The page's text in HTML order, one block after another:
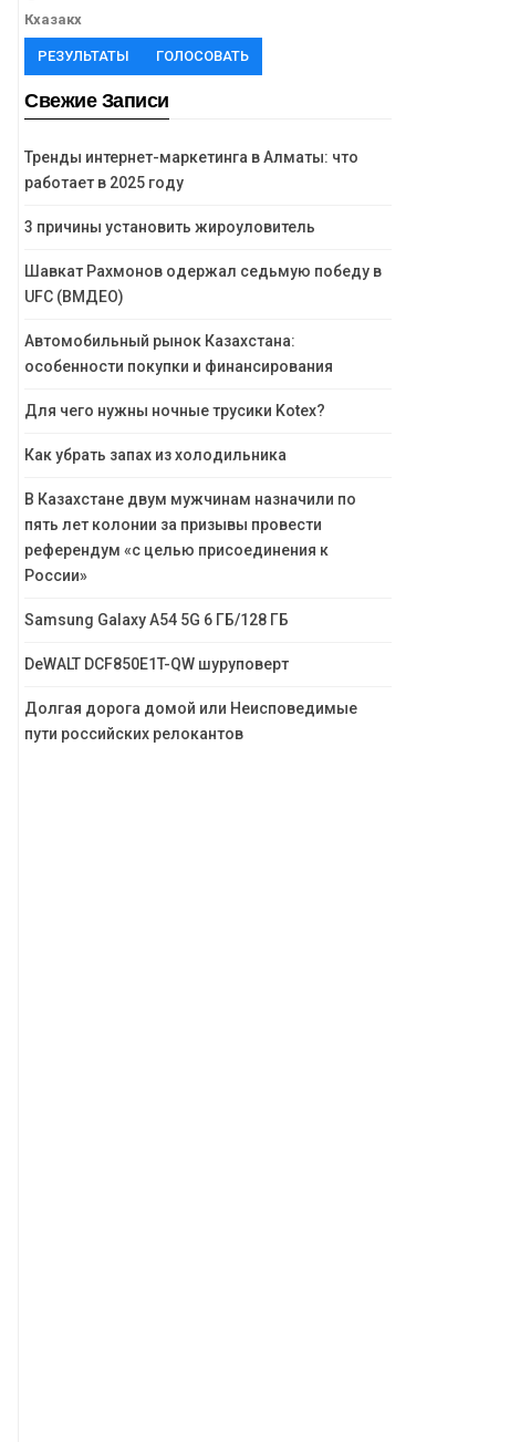
Кхазакх
РЕЗУЛЬТАТЫ ГОЛОСОВАТЬ
Свежие Записи
Тренды интернет-маркетинга в Алматы: что
работает в 2025 году
3 причины установить жироуловитель
Шавкат Рахмонов одержал седьмую победу в
UFC (ВМДЕО)
Автомобильный рынок Казахстана:
особенности покупки и финансирования
Для чего нужны ночные трусики Kotex?
Как убрать запах из холодильника
В Казахстане двум мужчинам назначили по
пять лет колонии за призывы провести
референдум «с целью присоединения к
России»
Samsung Galaxy A54 5G 6 ГБ/128 ГБ
DeWALT DCF850E1T-QW шуруповерт
Долгая дорога домой или Неисповедимые
пути российских релокантов